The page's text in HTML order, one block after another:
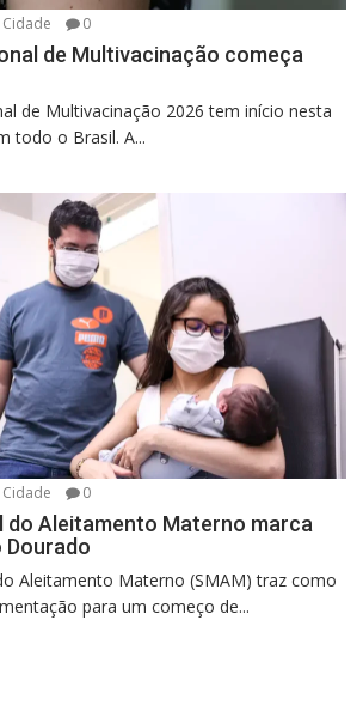
Cidade 0
de Multivacinação começa
de Multivacinação 2026 tem início nesta
todo o Brasil. A...
Cidade 0
do Aleitamento Materno marca
Dourado
Aleitamento Materno (SMAM) traz como
para um começo de...